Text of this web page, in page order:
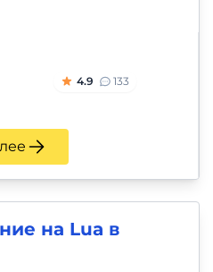
4.9 133
на Lua в